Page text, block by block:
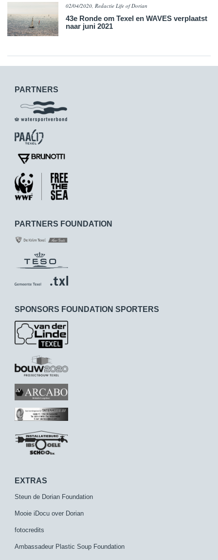
02/04/2020, Redactie Life of Dorian
43e Ronde om Texel en WAVES verplaatst
naar juni 2021
PARTNERS
PARTNERS FOUNDATION
SPONSORS FOUNDATION SPORTERS
EXTRAS
Steun de Dorian Foundation
Mooie iDocu over Dorian
fotocredits
Ambassadeur Plastic Soup Foundation